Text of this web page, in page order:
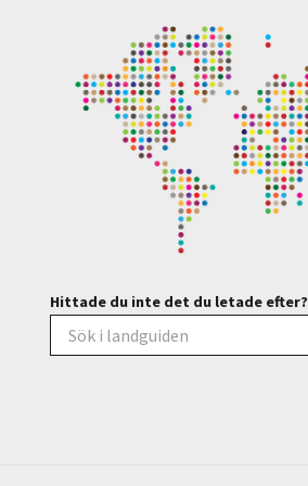
Hittade du inte det du letade efter?